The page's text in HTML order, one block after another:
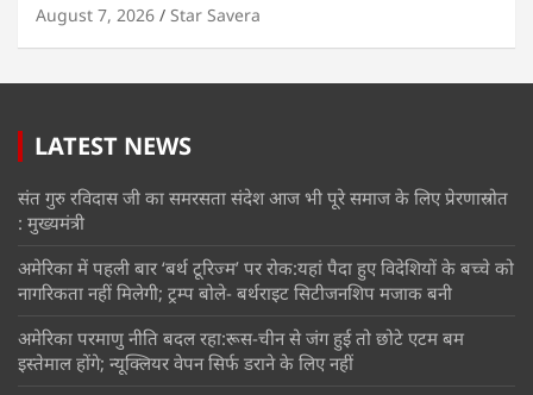
August 7, 2026 Star Savera
LATEST NEWS
संत गुरु रविदास जी का समरसता संदेश आज भी पूरे समाज के लिए प्रेरणास्रोत
: मुख्यमंत्री
अमेरिका में पहली बार ‘बर्थ टूरिज्म’ पर रोक:यहां पैदा हुए विदेशियों के बच्चे को
नागरिकता नहीं मिलेगी; ट्रम्प बोले- बर्थराइट सिटीजनशिप मजाक बनी
अमेरिका परमाणु नीति बदल रहा:रूस-चीन से जंग हुई तो छोटे एटम बम
इस्तेमाल होंगे; न्यूक्लियर वेपन सिर्फ डराने के लिए नहीं